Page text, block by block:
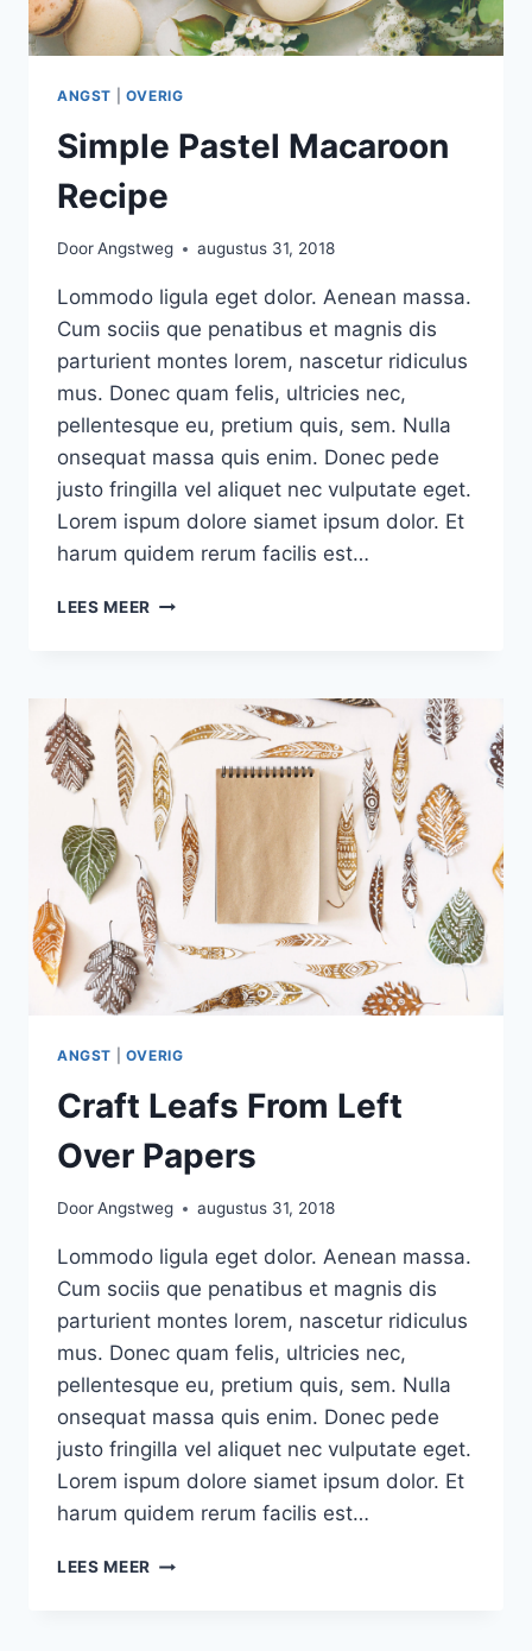
ANGST OVERIG
Simple Pastel Macaroon
Recipe
DoorAngstweg augustus 31, 2018
Lommodo ligula eget dolor. Aenean massa.
Cum sociis que penatibus et magnis dis
parturient montes lorem, nascetur ridiculus
mus. Donec quam felis, ultricies nec,
pellentesque eu, pretium quis, sem. Nulla
onsequat massa quis enim. Donec pede
justo fringilla vel aliquet nec vulputate eget.
Lorem ispum dolore siamet ipsum dolor. Et
harum quidem rerum facilis est…
LEES MEER SIMPLE
ANGST OVERIG
Craft Leafs From Left
Over Papers
DoorAngstweg augustus 31, 2018
Lommodo ligula eget dolor. Aenean massa.
Cum sociis que penatibus et magnis dis
parturient montes lorem, nascetur ridiculus
mus. Donec quam felis, ultricies nec,
pellentesque eu, pretium quis, sem. Nulla
onsequat massa quis enim. Donec pede
justo fringilla vel aliquet nec vulputate eget.
Lorem ispum dolore siamet ipsum dolor. Et
harum quidem rerum facilis est…
LEES MEER CRAFT